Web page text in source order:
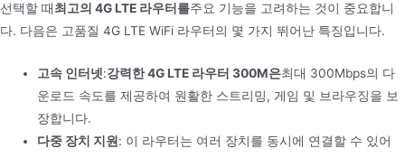
선택할 때최고의 4G LTE 라우터를주요 기능을 고려하는 것이 중요합니
다. 다음은 고품질 4G LTE WiFi 라우터의 몇 가지 뛰어난 특징입니다.
고속 인터넷:강력한 4G LTE 라우터 300M은최대 300Mbps의 다
운로드 속도를 제공하여 원활한 스트리밍, 게임 및 브라우징을 보
장합니다.
다중 장치 지원 : 이 라우터는 여러 장치를 동시에 연결할 수 있어